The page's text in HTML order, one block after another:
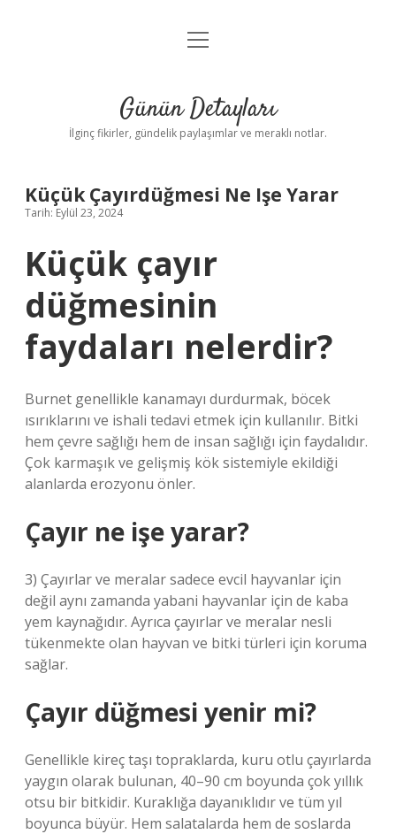
Gizlilik Politikası
Yasal Uyarı
menüyü
Günün Detayları
İlginç fikirler, gündelik paylaşımlar ve meraklı notlar.
Küçük Çayırdüğmesi Ne Işe Yarar
Tarih: Eylül 23, 2024
Küçük çayır
düğmesinin
faydaları nelerdir?
Burnet genellikle kanamayı durdurmak, böcek
ısırıklarını ve ishali tedavi etmek için kullanılır. Bitki
hem çevre sağlığı hem de insan sağlığı için faydalıdır.
Çok karmaşık ve gelişmiş kök sistemiyle ekildiği
alanlarda erozyonu önler.
Çayır ne işe yarar?
3) Çayırlar ve meralar sadece evcil hayvanlar için
değil aynı zamanda yabani hayvanlar için de kaba
yem kaynağıdır. Ayrıca çayırlar ve meralar nesli
tükenmekte olan hayvan ve bitki türleri için koruma
sağlar.
Çayır düğmesi yenir mi?
Genellikle kireç taşı topraklarda, kuru otlu çayırlarda
yaygın olarak bulunan, 40–90 cm boyunda çok yıllık
otsu bir bitkidir. Kuraklığa dayanıklıdır ve tüm yıl
boyunca büyür. Hem salatalarda hem de soslarda